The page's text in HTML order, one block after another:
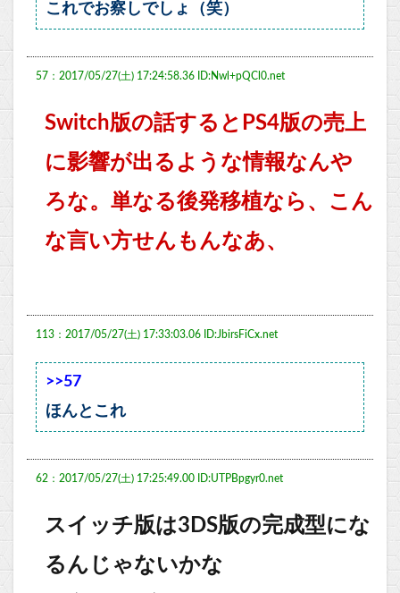
これでお察しでしょ（笑）
57：2017/05/27(土) 17:24:58.36 ID:Nwl+pQCl0.net
Switch版の話するとPS4版の売上
に影響が出るような情報なんや
ろな。単なる後発移植なら、こん
な言い方せんもんなあ、
113：2017/05/27(土) 17:33:03.06 ID:JbirsFiCx.net
>>57
ほんとこれ
62：2017/05/27(土) 17:25:49.00 ID:UTPBpgyr0.net
スイッチ版は3DS版の完成型にな
るんじゃないかな